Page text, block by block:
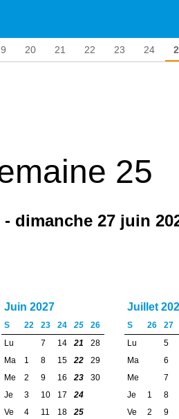
20 21 22 23 24
25
- dimanche 27 juin
Juin 2027
S 22 23 24 25
26
Lu
7 14 21
28
Ma
1 8 15 22
29
Me
2 9 16 23
30
Je
3 10 17
24
Ve
4 11 18
25
Juillet
S 26 27
Lu
5
Ma
6
Me
7
Je
1 8
Ve
2 9